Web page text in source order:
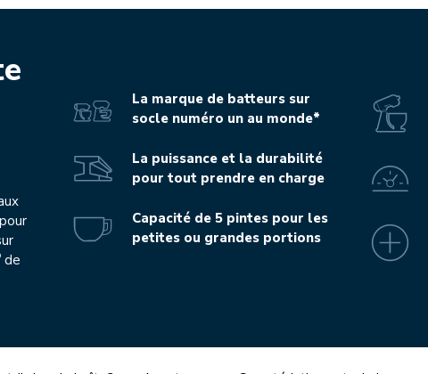
de
La marque de batteurs sur
socle numéro un au monde*
La puissance et la durabilité
pour tout prendre en charge
Capacité de 5 pintes pour les
petites ou grandes portions